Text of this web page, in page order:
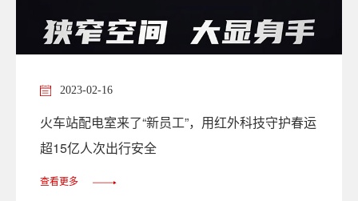
2023-02-16
火车站配电室来了“新员工”，用红外科技守护春运
超15亿人次出行安全
查看更多